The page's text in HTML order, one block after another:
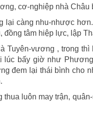
,
cơ-nghiệp nhà Châu
càng nhu-nhược
đồng tâm hiệp lực, lập
Tuyên-vương , trong
lúc bấy giờ như
đem lại thái bình cho
luôn may trận,